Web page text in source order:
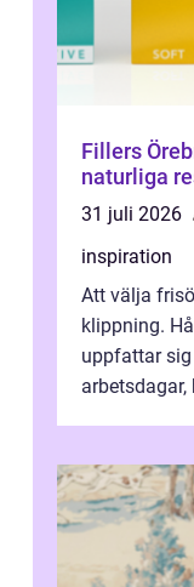
Fillers Örebro vägledning till
naturliga
31 juli 2026
inspiration
Att välja
klippning.
uppfattar